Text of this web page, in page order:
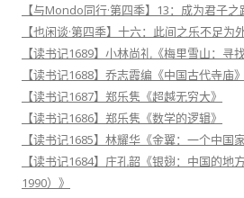
【与Mondo同行·第四季】13：成为君子之
【也闲谈·第四季】十六：此间之乐不足为
【读书记1689】小林尚礼《梅里雪山：寻
【读书记1688】乔志霞编《中国古代寺庙》
【读书记1687】郑乐隽《超越无穷大》
【读书记1686】郑乐隽《数学的逻辑》
【读书记1685】林耀华《金翼：一个中国
【读书记1684】庄孔韶《银翅：中国的地
1990）》